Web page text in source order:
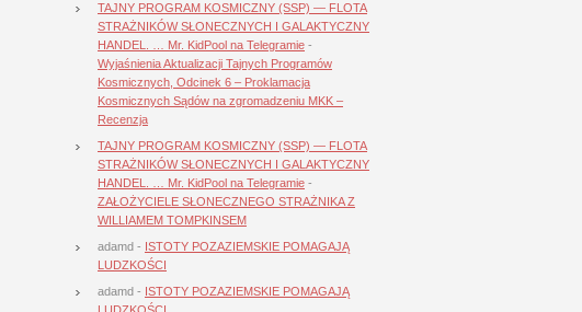
TAJNY PROGRAM KOSMICZNY (SSP) — FLOTA
STRAŻNIKÓW SŁONECZNYCH I GALAKTYCZNY
HANDEL. … Mr. KidPool na Telegramie -
Wyjaśnienia Aktualizacji Tajnych Programów
Kosmicznych, Odcinek 6 – Proklamacja
Kosmicznych Sądów na zgromadzeniu MKK –
Recenzja
TAJNY PROGRAM KOSMICZNY (SSP) — FLOTA
STRAŻNIKÓW SŁONECZNYCH I GALAKTYCZNY
HANDEL. … Mr. KidPool na Telegramie -
ZAŁOŻYCIELE SŁONECZNEGO STRAŻNIKA Z
WILLIAMEM TOMPKINSEM
adamd - ISTOTY POZAZIEMSKIE POMAGAJĄ
LUDZKOŚCI
adamd - ISTOTY POZAZIEMSKIE POMAGAJĄ